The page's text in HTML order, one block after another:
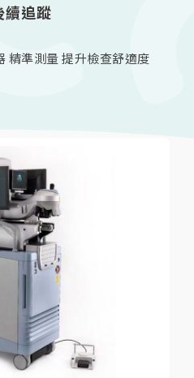
續追蹤
精準測量 提升檢查舒適度